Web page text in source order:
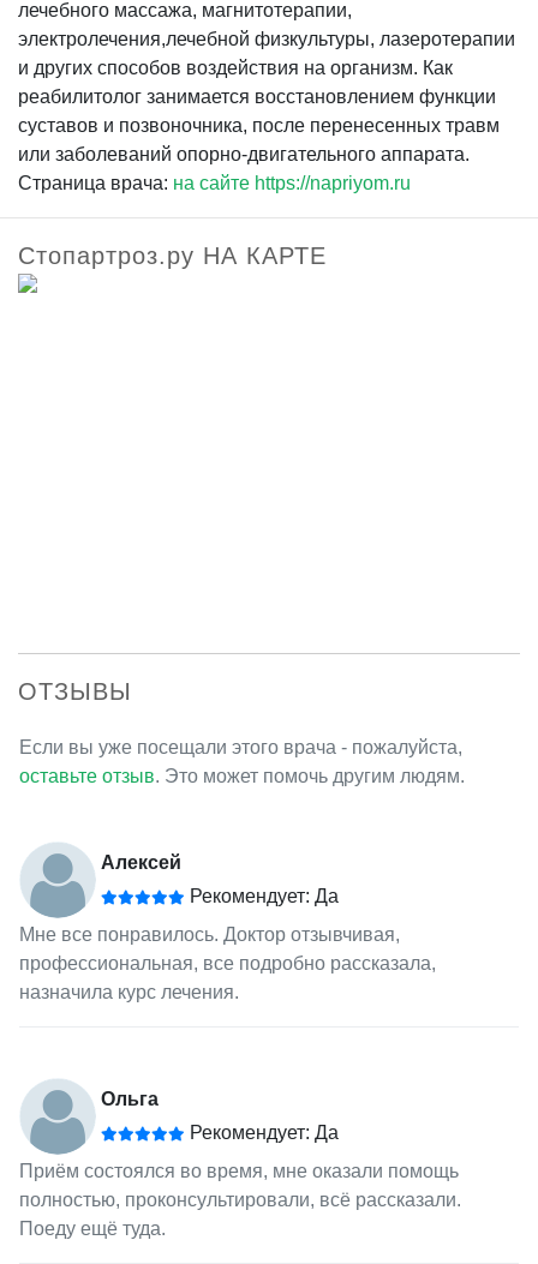
лечебного массажа, магнитотерапии,
электролечения,лечебной физкультуры, лазеротерапии
и других способов воздействия на организм. Как
реабилитолог занимается восстановлением функции
суставов и позвоночника, после перенесенных травм
или заболеваний опорно-двигательного аппарата.
Страница врача: на сайте https://napriyom.ru
Стопартроз.ру НА КАРТЕ
ОТЗЫВЫ
Если вы уже посещали этого врача - пожалуйста,
оставьте отзыв. Это может помочь другим людям.
Алексей
Рекомендует: Да
Мне все понравилось. Доктор отзывчивая,
профессиональная, все подробно рассказала,
назначила курс лечения.
Ольга
Рекомендует: Да
Приём состоялся во время, мне оказали помощь
полностью, проконсультировали, всё рассказали.
Поеду ещё туда.